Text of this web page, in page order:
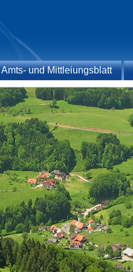
Amts- und Mittleiungsblatt